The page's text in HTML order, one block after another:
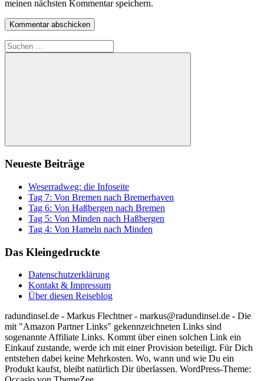
meinen nächsten Kommentar speichern.
Suchen
nach:
Suchen
Neueste Beiträge
Weserradweg: die Infoseite
Tag 7: Von Bremen nach Bremerhaven
Tag 6: Von Haßbergen nach Bremen
Tag 5: Von Minden nach Haßbergen
Tag 4: Von Hameln nach Minden
Das Kleingedruckte
Datenschutzerklärung
Kontakt & Impressum
Über diesen Reiseblog
radundinsel.de - Markus Flechtner - markus@radundinsel.de - Die
mit "Amazon Partner Links" gekennzeichneten Links sind
sogenannte Affiliate Links. Kommt über einen solchen Link ein
Einkauf zustande, werde ich mit einer Provision beteiligt. Für Dich
entstehen dabei keine Mehrkosten. Wo, wann und wie Du ein
Produkt kaufst, bleibt natürlich Dir überlassen. WordPress-Theme: